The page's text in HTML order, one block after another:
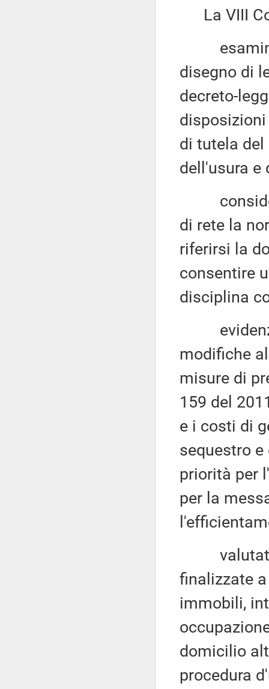
La VIII
disegno di
decreto-
di tutela del
dell'usura e
di rete la
riferirsi la
consentire
disciplina
modifiche
misure di
159 del
e i costi di
sequestro
priorità per
per la
valutato
finalizzate
immobili,
domicilio
procedura